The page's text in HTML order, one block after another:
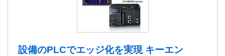
設備のPLCでエッジ化を実現 キーエン